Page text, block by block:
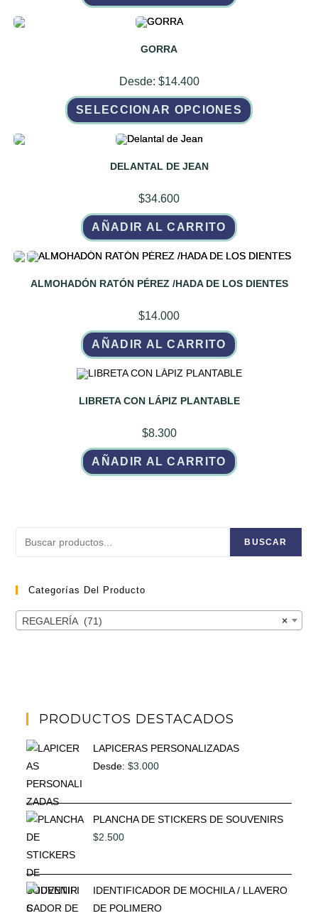
GORRA
Desde: $14.400
SELECCIONAR OPCIONES
DELANTAL DE JEAN
$34.600
AÑADIR AL CARRITO
ALMOHADÓN RATÓN PÉREZ /HADA DE LOS DIENTES
$14.000
AÑADIR AL CARRITO
LIBRETA CON LÁPIZ PLANTABLE
$8.300
AÑADIR AL CARRITO
BUSCAR
Categorías Del Producto
×
REGALERÍA (71)
PRODUCTOS DESTACADOS
LAPICERAS PERSONALIZADAS
Desde:$3.000
PLANCHA DE STICKERS DE SOUVENIRS
$2.500
IDENTIFICADOR DE MOCHILA / LLAVERO
DE POLIMERO